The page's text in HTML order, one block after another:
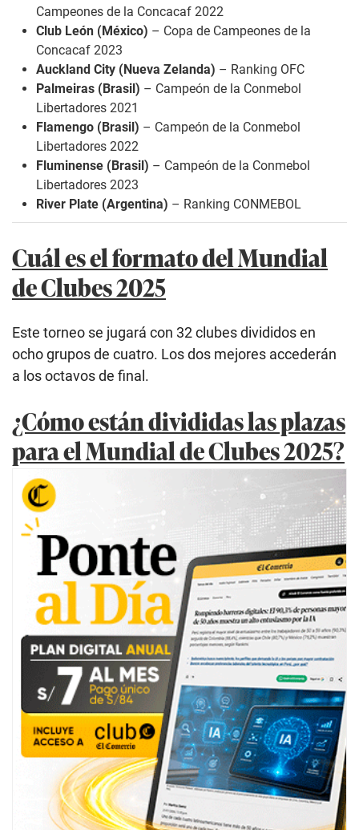
Campeones de la Concacaf 2022
Club León (México) – Copa de Campeones de la
Concacaf 2023
Auckland City (Nueva Zelanda) – Ranking OFC
Palmeiras (Brasil) – Campeón de la Conmebol
Libertadores 2021
Flamengo (Brasil) – Campeón de la Conmebol
Libertadores 2022
Fluminense (Brasil) – Campeón de la Conmebol
Libertadores 2023
River Plate (Argentina) – Ranking CONMEBOL
Cuál es el formato del Mundial
de Clubes 2025
Este torneo se jugará con 32 clubes divididos en
ocho grupos de cuatro. Los dos mejores accederán
a los octavos de final.
¿Cómo están divididas las plazas
para el Mundial de Clubes 2025?